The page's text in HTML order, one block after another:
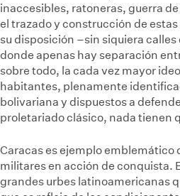
inaccesibles, ratoneras, guerra
el trazado y construcción de
su disposición –sin siquiera calles
donde apenas hay separación
sobre todo, la cada vez mayor
habitantes, plenamente
bolivariana y dispuestos a
proletariado clásico, nada tienen
Caracas es ejemplo emblemático
militares en acción de conquista.
grandes urbes latinoamericanas